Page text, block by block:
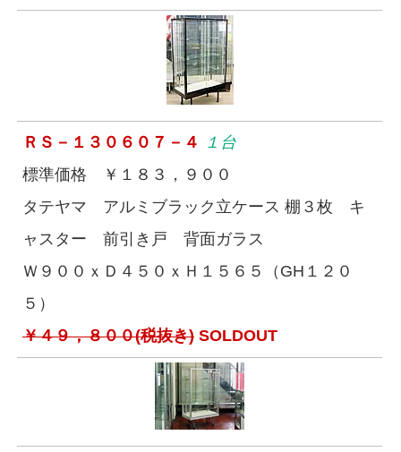
ＲＳ－１３０６０７－４ １台
標準価格 ￥１８３，９００
タテヤマ アルミブラック立ケース 棚３枚 キ
ャスター 前引き戸 背面ガラス
Ｗ９００ｘＤ４５０ｘＨ１５６５（GH１２０
５）
￥４９，８００(税抜き) SOLDOUT